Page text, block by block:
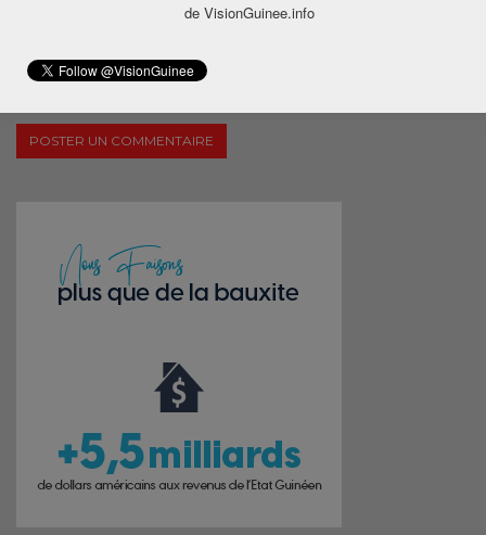
Save my name, email, and website in this browser for the next
de VisionGuinee.info